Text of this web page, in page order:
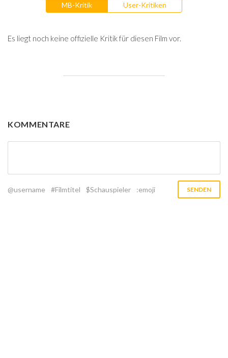
MB-Kritik User-Kritiken
Es liegt noch keine offizielle Kritik für diesen Film vor.
KOMMENTARE
@username #Filmtitel $Schauspieler :emoji